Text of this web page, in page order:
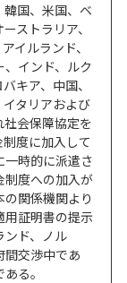
国、米国、ベ
ストラリア、
イルランド、
インド、ルク
キア、中国、
タリアおよび
会保障協定を
度に加入して
一時的に派遣さ
制度への加入が
関係機関より
用証明書の提示
ンド、ノル
間交渉中であ
る。